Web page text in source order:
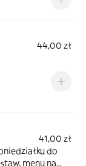
44,00 zł
41,00 zł
do
menu na